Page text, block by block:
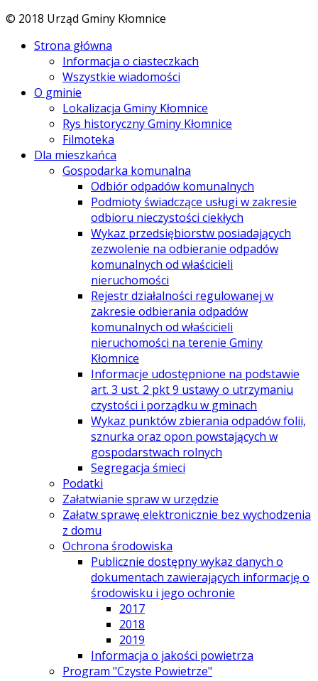
© 2018 Urząd Gminy Kłomnice
Strona główna
Informacja o ciasteczkach
Wszystkie wiadomości
O gminie
Lokalizacja Gminy Kłomnice
Rys historyczny Gminy Kłomnice
Filmoteka
Dla mieszkańca
Gospodarka komunalna
Odbiór odpadów komunalnych
Podmioty świadczące usługi w zakresie
odbioru nieczystości ciekłych
Wykaz przedsiębiorstw posiadających
zezwolenie na odbieranie odpadów
komunalnych od właścicieli
nieruchomości
Rejestr działalności regulowanej w
zakresie odbierania odpadów
komunalnych od właścicieli
nieruchomości na terenie Gminy
Kłomnice
Informacje udostępnione na podstawie
art. 3 ust. 2 pkt 9 ustawy o utrzymaniu
czystości i porządku w gminach
Wykaz punktów zbierania odpadów folii,
sznurka oraz opon powstających w
gospodarstwach rolnych
Segregacja śmieci
Podatki
Załatwianie spraw w urzędzie
Załatw sprawę elektronicznie bez wychodzenia
z domu
Ochrona środowiska
Publicznie dostępny wykaz danych o
dokumentach zawierających informację o
środowisku i jego ochronie
2017
2018
2019
Informacja o jakości powietrza
Program "Czyste Powietrze"